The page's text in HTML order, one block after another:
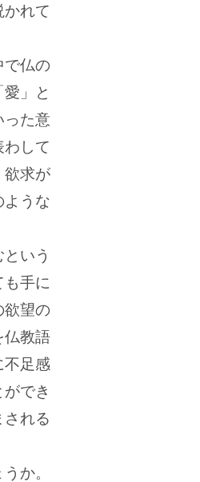
れて
仏の
」と
った意
して
欲求が
ような
いう
手に
欲望の
仏教語
不足感
でき
される
か。